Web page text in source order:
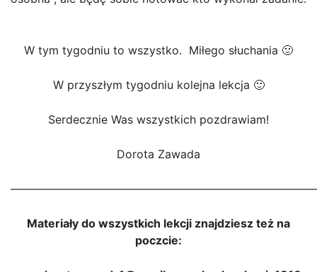
W tym tygodniu to wszystko. Miłego słuchania 🙂
W przyszłym tygodniu kolejna lekcja 🙂
Serdecznie Was wszystkich pozdrawiam!
Dorota Zawada
Materiały do wszystkich lekcji znajdziesz też na
poczcie: